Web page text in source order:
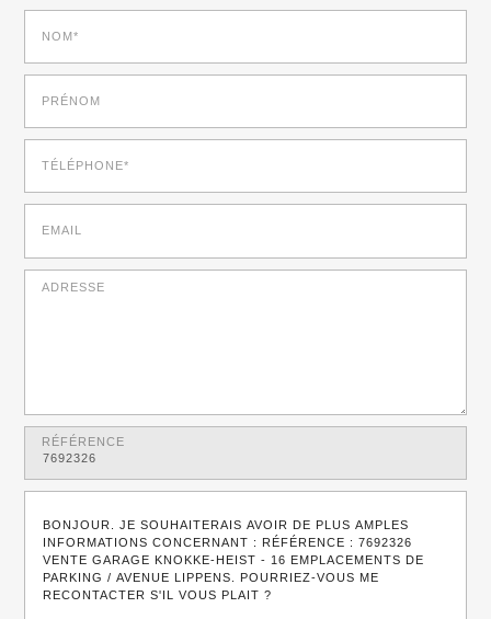
NOM*
PRÉNOM
TÉLÉPHONE*
EMAIL
ADRESSE
RÉFÉRENCE